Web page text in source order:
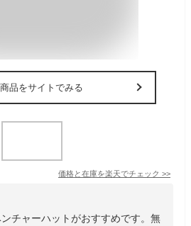
品をサイトでみる
価格と在庫を楽天でチェック >>
チャーハットがおすすめです。無